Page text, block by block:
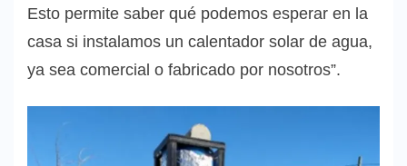
Esto permite saber qué podemos esperar en la
casa si instalamos un calentador solar de agua,
ya sea comercial o fabricado por nosotros”.